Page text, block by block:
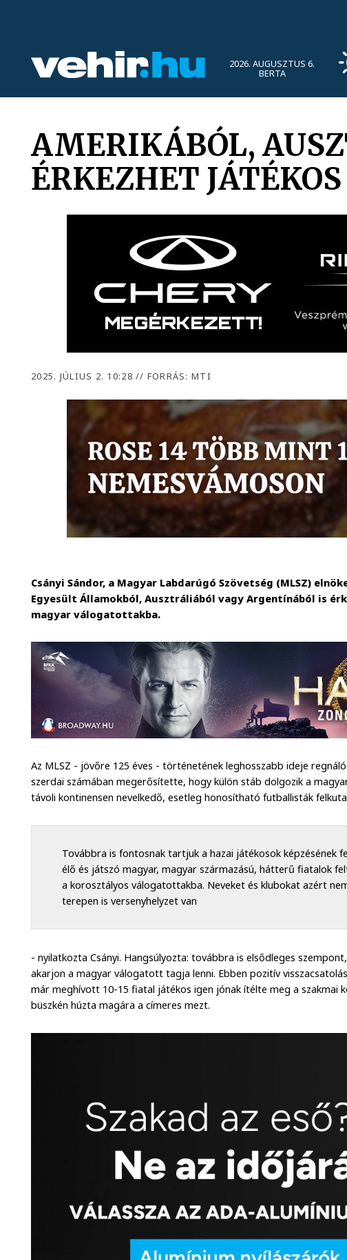
2026. AUGUSZTUS 6.
BERTA
AMERIKÁBÓL,
ÉRKEZHET
2025. JÚLIUS 2. 10:28// FORRÁS: MTI
Csányi Sándor, a Magyar Labdarúgó Szövetség (MLSZ)
Egyesült Államokból, Ausztráliából vagy Argentínából is
magyar válogatottakba.
Az MLSZ - jövőre 125 éves - történetének leghosszabb ideje
szerdai számában megerősítette, hogy külön stáb dolgozik a
távoli kontinensen nevelkedő, esetleg honosítható futballisták
Továbbra is fontosnak tartjuk a hazai játékosok képzésének
élő és játszó magyar, magyar származású, hátterű fiatalok
a korosztályos válogatottakba. Neveket és klubokat azért
terepen is versenyhelyzet van
- nyilatkozta Csányi. Hangsúlyozta: továbbra is elsődleges
akarjon a magyar válogatott tagja lenni. Ebben pozitív
már meghívott 10-15 fiatal játékos igen jónak ítélte meg a szakmai
büszkén húzta magára a címeres mezt.